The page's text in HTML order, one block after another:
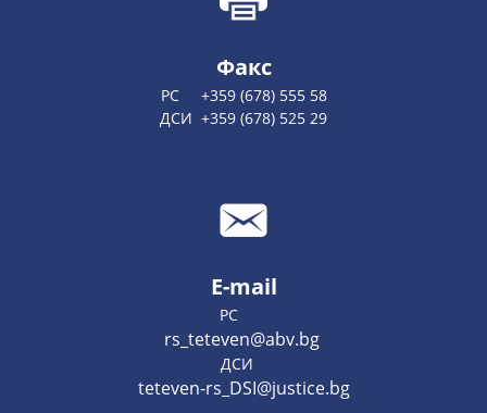
Факс
РС +359 (678) 555 58
ДСИ +359 (678) 525 29
E-mail
РС
rs_teteven@abv.bg
ДСИ
teteven-rs_DSI@justice.bg